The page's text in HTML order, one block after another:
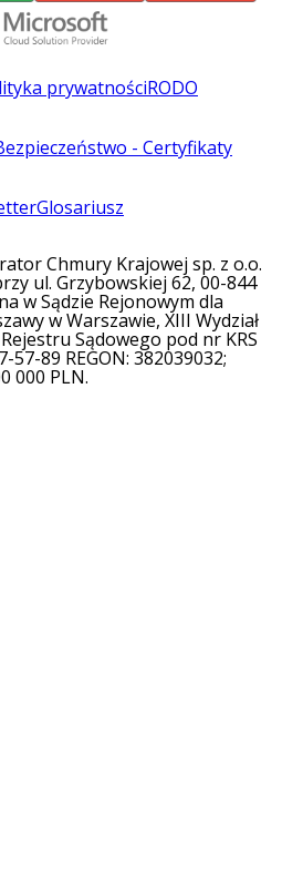
prywatnościRODO
- Certyfikaty
Glosariusz
Chmury Krajowej sp. z o.o.
ul. Grzybowskiej 62, 00-844
w Sądzie Rejonowym dla
w Warszawie, XIII Wydział
Sądowego pod nr KRS
57-89 REGON: 382039032;
000 PLN.